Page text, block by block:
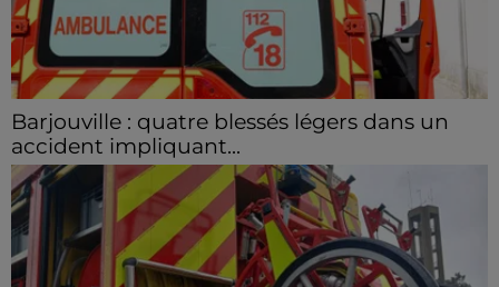
Barjouville : quatre blessés légers dans un
accident impliquant...
La circulation a été fortement perturbée ce samedi
après-midi sur la D910 à hauteur de Barjouville à la
suite d'une collision entre trois véhicules. Quatre...